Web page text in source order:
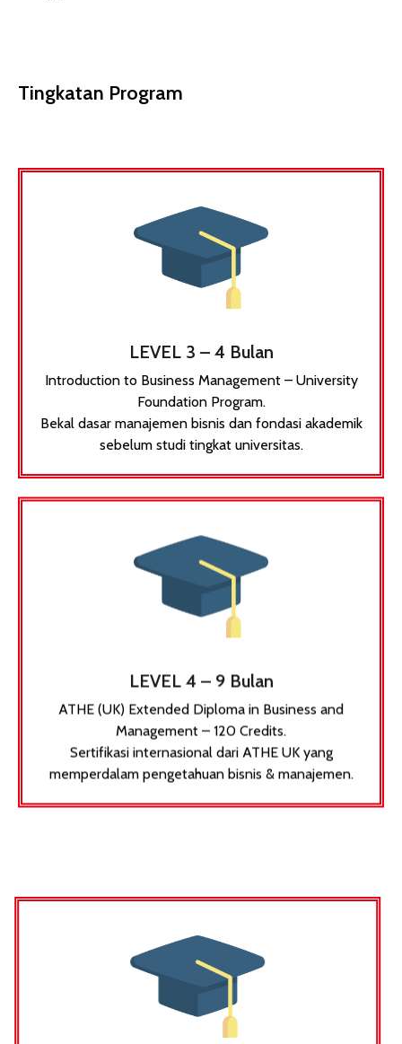
Tingkatan Program
LEVEL 3 – 4 Bulan
Introduction to Business Management – University
Foundation Program.
Bekal dasar manajemen bisnis dan fondasi akademik
sebelum studi tingkat universitas.
LEVEL 4 – 9 Bulan
ATHE (UK) Extended Diploma in Business and
Management – 120 Credits.
Sertifikasi internasional dari ATHE UK yang
memperdalam pengetahuan bisnis & manajemen.